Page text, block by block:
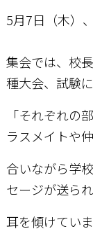
5月7日（木）、
集会では、校
種大会、試験
「それぞれの
ラスメイトや
合いながら学
セージが送ら
耳を傾けていま